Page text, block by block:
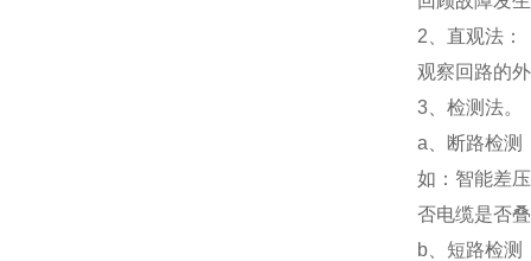
2、直观法：
观察回路的
3、检测法。
a、断路检测
如：智能差
否电缆是否
b、短路检